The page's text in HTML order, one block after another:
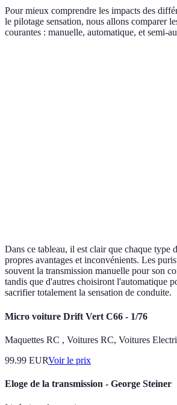
Pour mieux comprendre les impacts des
le pilotage sensation, nous allons comparer
courantes : manuelle, automatique, et semi-
Dans ce tableau, il est clair que chaque type
propres avantages et inconvénients. Les
souvent la transmission manuelle pour son
tandis que d'autres choisiront l'automatique
sacrifier totalement la sensation de conduite.
Micro voiture Drift Vert C66 - 1/76
Maquettes RC , Voitures RC, Voitures
99.99 EURVoir le prix
Eloge de la transmission - George Steiner